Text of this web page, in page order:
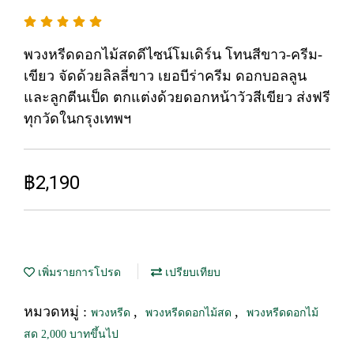
พวงหรีดดอกไม้สดดีไซน์โมเดิร์น โทนสีขาว-ครีม-
เขียว จัดด้วยลิลลี่ขาว เยอบีร่าครีม ดอกบอลลูน
และลูกตีนเป็ด ตกแต่งด้วยดอกหน้าวัวสีเขียว ส่งฟรี
ทุกวัดในกรุงเทพฯ
฿2,190
เพิ่มรายการโปรด เปรียบเทียบ
หมวดหมู่ : พวงหรีด , พวงหรีดดอกไม้สด ,
พวงหรีดดอกไม้
สด 2,000 บาทขึ้นไป